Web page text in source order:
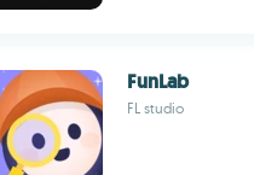
FunLab
FL studio